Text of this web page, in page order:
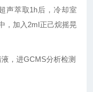
声萃取1h后，冷却室
，加入2mI正己烷摇晃
，进GCMS分析检测